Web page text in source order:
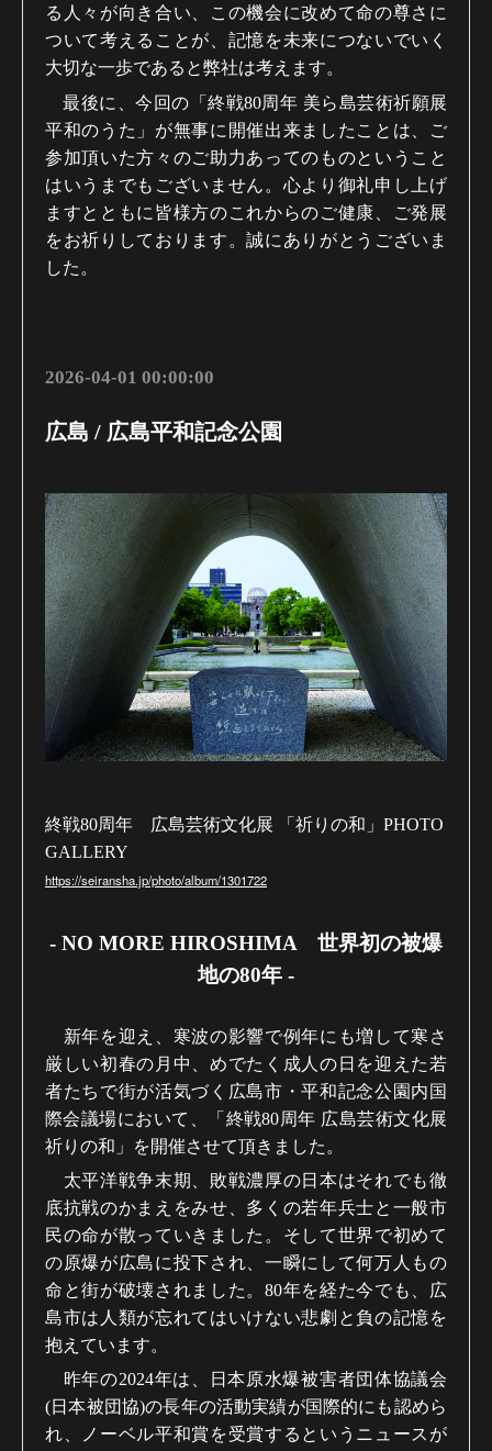
る人々が向き合い、この機会に改めて命の尊さに
ついて考えることが、記憶を未来につないでいく
大切な一歩であると弊社は考えます。
最後に、今回の「終戦80周年 美ら島芸術祈願展
平和のうた」が無事に開催出来ましたことは、ご
参加頂いた方々のご助力あってのものということ
はいうまでもございません。心より御礼申し上げ
ますとともに皆様方のこれからのご健康、ご発展
をお祈りしております。誠にありがとうございま
した。
2026-04-01 00:00:00
広島 / 広島平和記念公園
終戦80周年 広島芸術文化展 「祈りの和」 PHOTO
GALLERY
https://seiransha.jp/photo/album/1301722
- NO MORE HIROSHIMA 世界初の被爆
地の80年 -
新年を迎え、寒波の影響で例年にも増して寒さ
厳しい初春の月中、めでたく成人の日を迎えた若
者たちで街が活気づく広島市・平和記念公園内国
際会議場において、「終戦80周年 広島芸術文化展
祈りの和」を開催させて頂きました。
太平洋戦争末期、敗戦濃厚の日本はそれでも徹
底抗戦のかまえをみせ、多くの若年兵士と一般市
民の命が散っていきました。そして世界で初めて
の原爆が広島に投下され、一瞬にして何万人もの
命と街が破壊されました。80年を経た今でも、広
島市は人類が忘れてはいけない悲劇と負の記憶を
抱えています。
昨年の2024年は、日本原水爆被害者団体協議会
(日本被団協)の長年の活動実績が国際的にも認めら
れ、ノーベル平和賞を受賞するというニュースが